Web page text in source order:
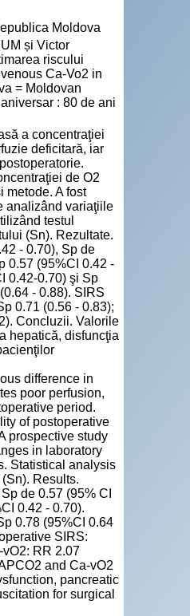
Moldova
și Victor
riscului
Ca-Vo2 in
= Moldovan
: 80 de ani
a concentraţiei
deficitară, iar
de O2
metode. A fost
analizând variaţiile
testul
(Sn). Rezultate.
- 0.70), Sp de
0.57 (95%CI 0.42 -
0.42-0.70) şi Sp
- 0.88). SIRS
0.71 (0.56 - 0.83);
Concluzii. Valorile
hepatică, disfuncţia
difference in
poor perfusion,
period.
of postoperative
prospective study
in laboratory
Statistical analysis
Results.
de 0.57 (95% CI
0.42 - 0.70).
0.78 (95%CI 0.64
SIRS:
RR 2.07
and Ca-vO2
pancreatic
for surgical